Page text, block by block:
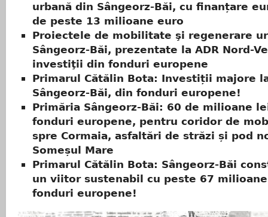
urbană din Sângeorz-Băi, cu finanțare
de peste 13 milioane euro
Proiectele de mobilitate şi regenerare
Sângeorz-Băi, prezentate la ADR Nord-
investiţii din fonduri europene
Primarul Cătălin Bota: Investiții majore
Sângeorz-Băi, din fonduri europene!
Primăria Sângeorz-Băi: 60 de milioane
fonduri europene, pentru coridor de
spre Cormaia, asfaltări de străzi și pod
Someșul Mare
Primarul Cătălin Bota: Sângeorz-Băi
un viitor sustenabil cu peste 67
fonduri europene!